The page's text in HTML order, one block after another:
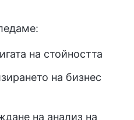
на стойността
на бизнес
на анализ на